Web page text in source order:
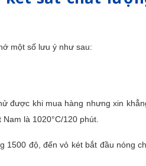
một số lưu ý như sau:
được khi mua hàng nhưng xin
là 1020°C/120 phút.
1500 độ, đến vỏ két bắt đầu nóng